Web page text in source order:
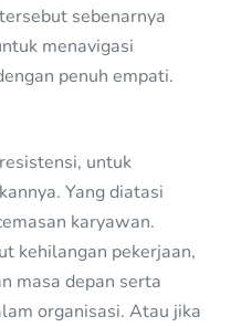
sebenarnya
menavigasi
penuh empati.
untuk
Yang diatasi
karyawan.
kehilangan pekerjaan,
masa depan serta
organisasi. Atau jika